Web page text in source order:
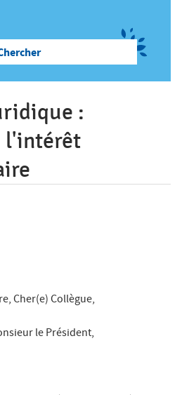
Elus
contacter
:
l'intérêt
Cher(e) Collègue,
le Président,